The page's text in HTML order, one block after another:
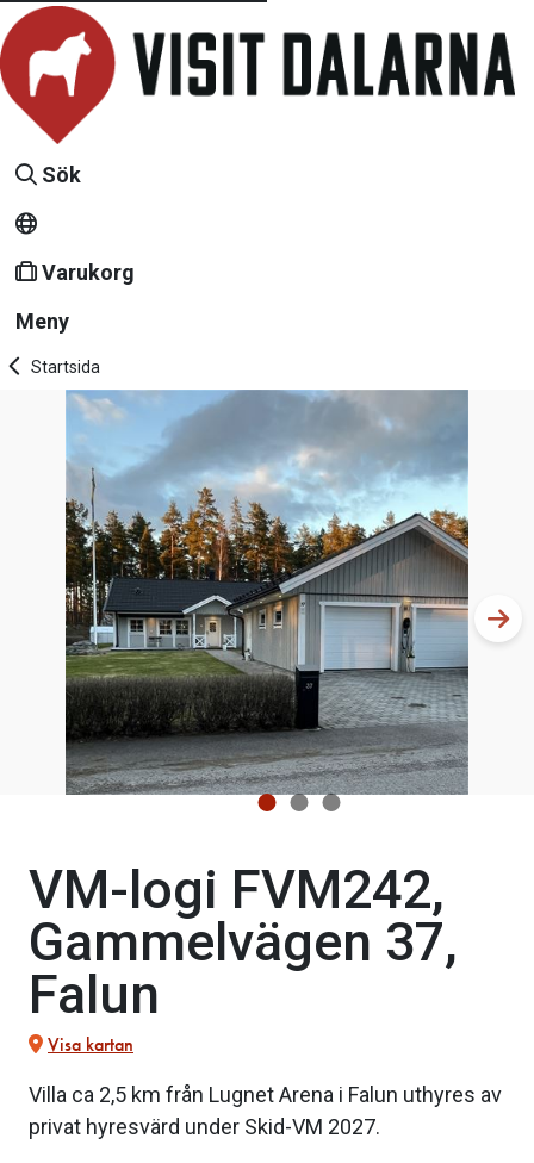
Sök
Varukorg
Meny
Startsida
VM-logi FVM242,
Gammelvägen 37,
Falun
Visa kartan
Villa ca 2,5 km från Lugnet Arena i Falun uthyres av
privat hyresvärd under Skid-VM 2027.